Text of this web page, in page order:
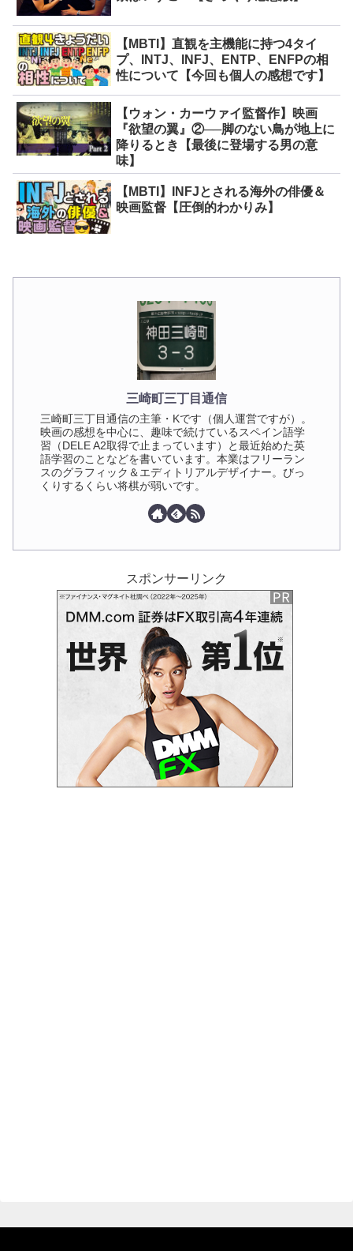
【MBTI】直観を主機能に持つ4タイ
プ、INTJ、INFJ、ENTP、ENFPの相
性について【今回も個人の感想です】
【ウォン・カーウァイ監督作】映画
『欲望の翼』②──脚のない鳥が地上に
降りるとき【最後に登場する男の意
味】
【MBTI】INFJとされる海外の俳優＆
映画監督【圧倒的わかりみ】
三崎町三丁目通信
三崎町三丁目通信の主筆・Kです（個人運営ですが）。
映画の感想を中心に、趣味で続けているスペイン語学
習（DELE A2取得で止まっています）と最近始めた英
語学習のことなどを書いています。本業はフリーラン
スのグラフィック＆エディトリアルデザイナー。びっ
くりするくらい将棋が弱いです。
スポンサーリンク